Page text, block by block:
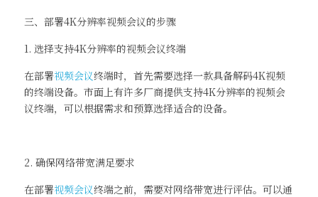
三、部署4K分辨率视频会议的步骤
1. 选择支持4K分辨率的视频会议终端
在部署视频会议终端时，首先需要选择一款具备解码4K视频
的终端设备。市面上有许多厂商提供支持4K分辨率的视频会
议终端，可以根据需求和预算选择适合的设备。
2. 确保网络带宽满足要求
在部署视频会议终端之前，需要对网络带宽进行评估。可以通